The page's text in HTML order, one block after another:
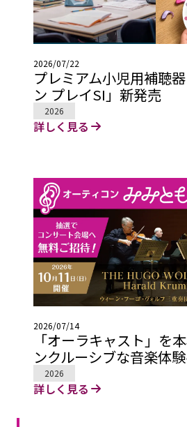
2026/07/22
プレミアム小児用補聴
ン プレイSI」新発売
2026
詳しく見る
2026/07/14
「オーラキャスト」を
ンクルーシブな音楽体
2026
詳しく見る